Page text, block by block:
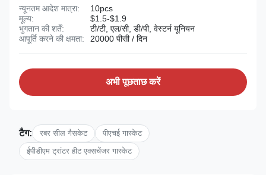
न्यूनतम आदेश मात्रा:
10pcs
मूल्य:
$1.5-$1.9
भुगतान की शर्तें:
टी/टी, एल/सी, डी/पी, वेस्टर्न यूनियन
आपूर्ति करने की क्षमता:
20000 पीसी / दिन
अभी पूछताछ करें
टैग: रबर सील गैसकेट
पीएचई गास्केट
ईपीडीएम ट्रांटर हीट एक्सचेंजर गास्केट